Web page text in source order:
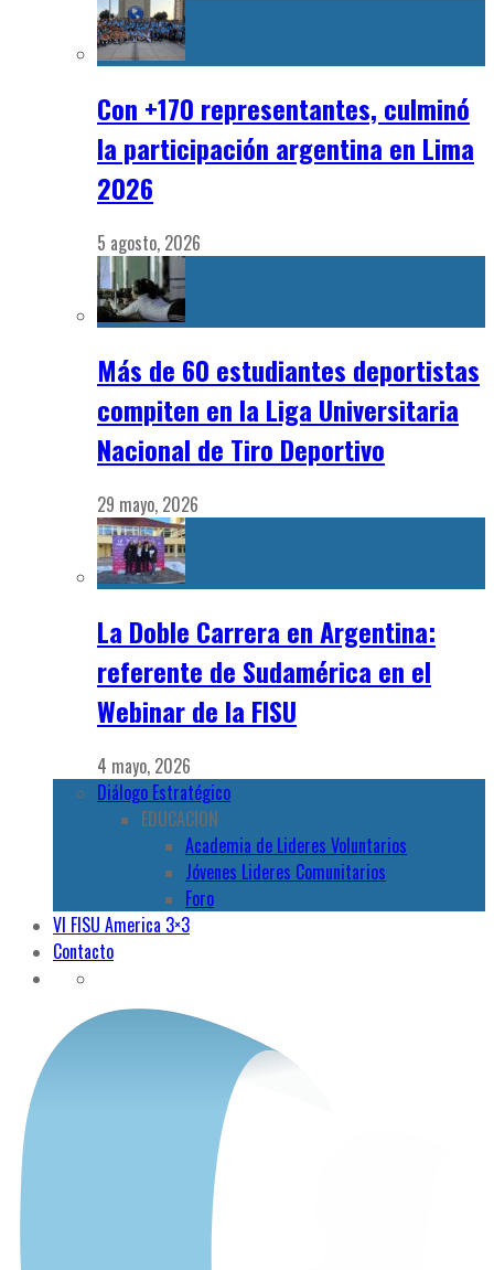
Con +170 representantes, culminó
la participación argentina en Lima
2026
5 agosto, 2026
Más de 60 estudiantes deportistas
compiten en la Liga Universitaria
Nacional de Tiro Deportivo
29 mayo, 2026
La Doble Carrera en Argentina:
referente de Sudamérica en el
Webinar de la FISU
4 mayo, 2026
Diálogo Estratégico
EDUCACION
Academia de Lideres Voluntarios
Jóvenes Lideres Comunitarios
Foro
VI FISU America 3×3
Contacto